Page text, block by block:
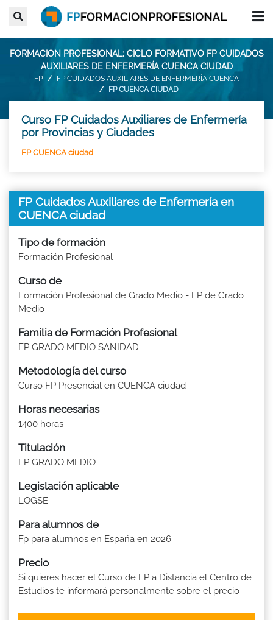
FORMACION PROFESIONAL: CICLO FORMATIVO FP CUIDADOS
AUXILIARES DE ENFERMERÍA CUENCA CIUDAD
FP
FP CUIDADOS AUXILIARES DE ENFERMERÍA CUENCA
FP CUENCA CIUDAD
Curso FP Cuidados Auxiliares de Enfermería
por Provincias y Ciudades
FP CUENCA ciudad
FP Cuidados Auxiliares de Enfermería en
CUENCA ciudad
Tipo de formación
Formación Profesional
Curso de
Formación Profesional de Grado Medio - FP de Grado
Medio
Familia de Formación Profesional
FP GRADO MEDIO SANIDAD
Metodología del curso
Curso FP Presencial en CUENCA ciudad
Horas necesarias
1400 horas
Titulación
FP GRADO MEDIO
Legislación aplicable
LOGSE
Para alumnos de
Fp para alumnos en España en 2026
Precio
Si quieres hacer el Curso de FP a Distancia el Centro de
Estudios te informará personalmente sobre el precio